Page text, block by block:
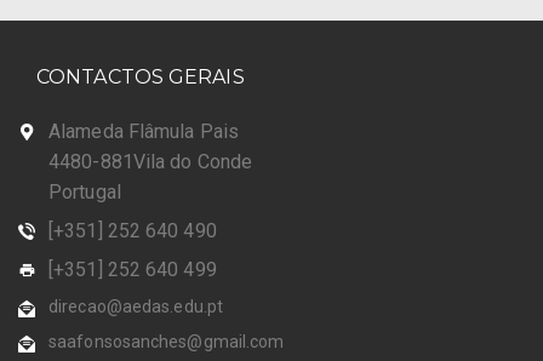
CONTACTOS GERAIS
Alameda Flâmula Pais
4480-881Vila do Conde
Portugal
[+351] 252 640 490
[+351] 252 640 499
direcao@aedas.edu.pt
saafonsosanches@gmail.com